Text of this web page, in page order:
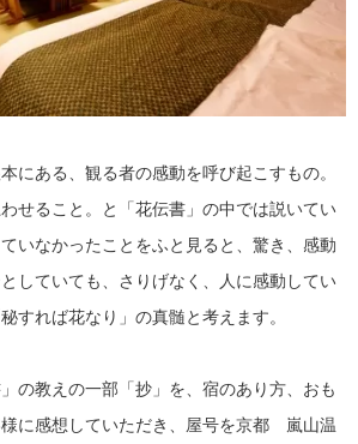
にある、観る者の感動を呼び起こすもの。
せること。と「花伝書」の中では説いてい
いなかったことをふと見ると、驚き、感動
していても、さりげなく、人に感動してい
すれば花なり」の真髄と考えます。
の教えの一部「抄」を、宿のあり方、おも
に感想していただき、屋号を京都 嵐山温